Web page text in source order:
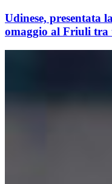
Udinese, presentata
omaggio al Friuli tra